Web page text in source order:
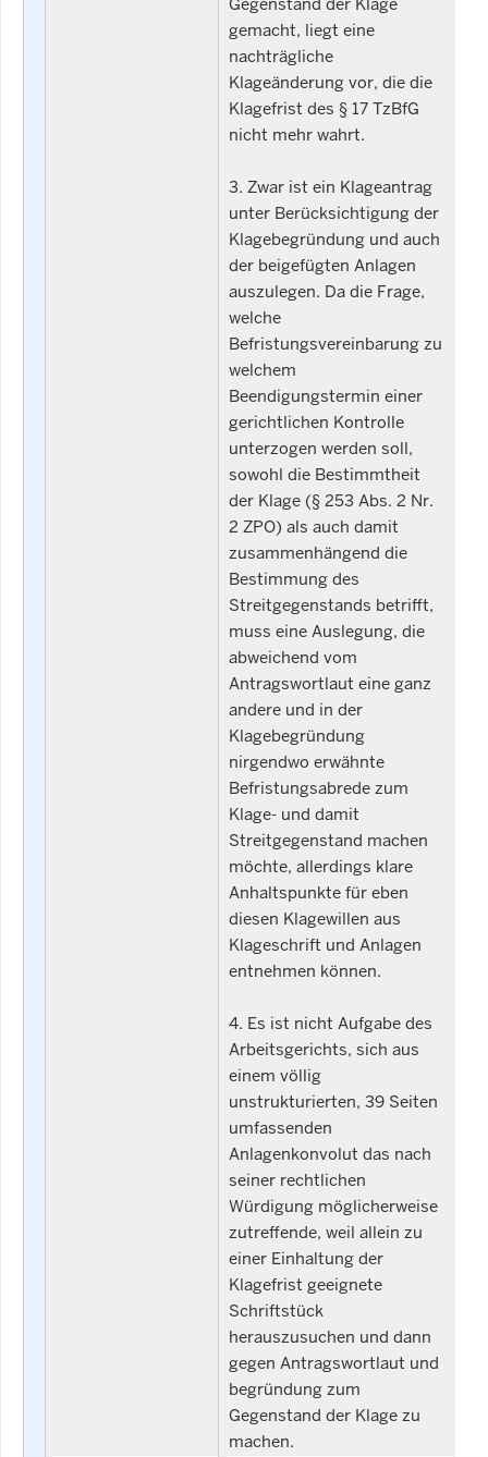
gemacht, liegt eine
nachträgliche
Klageänderung vor, die die
Klagefrist des § 17 TzBfG
nicht mehr wahrt.
3. Zwar ist ein Klageantrag
unter Berücksichtigung der
Klagebegründung und auch
der beigefügten Anlagen
auszulegen. Da die Frage,
welche
Befristungsvereinbarung zu
welchem
Beendigungstermin einer
gerichtlichen Kontrolle
unterzogen werden soll,
sowohl die Bestimmtheit
der Klage (§ 253 Abs. 2 Nr.
2 ZPO) als auch damit
zusammenhängend die
Bestimmung des
Streitgegenstands betrifft,
muss eine Auslegung, die
abweichend vom
Antragswortlaut eine ganz
andere und in der
Klagebegründung
nirgendwo erwähnte
Befristungsabrede zum
Klage- und damit
Streitgegenstand machen
möchte, allerdings klare
Anhaltspunkte für eben
diesen Klagewillen aus
Klageschrift und Anlagen
entnehmen können.
4. Es ist nicht Aufgabe des
Arbeitsgerichts, sich aus
einem völlig
unstrukturierten, 39 Seiten
umfassenden
Anlagenkonvolut das nach
seiner rechtlichen
Würdigung möglicherweise
zutreffende, weil allein zu
einer Einhaltung der
Klagefrist geeignete
Schriftstück
herauszusuchen und dann
gegen Antragswortlaut und
begründung zum
Gegenstand der Klage zu
machen.